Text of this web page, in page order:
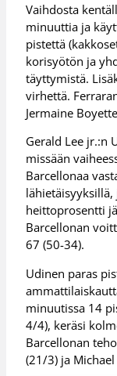
Vaihdosta
minuuttia ja
pistettä
korisyötön ja
täyttymistä.
virhettä.
Jermaine
Gerald Lee jr.:n
missään
Barcellonaa
heittoprosentti
Barcellonan
67 (50-34).
Udinen paras
minuutissa 14
4/4), keräsi
Barcellonan
(21/3) ja